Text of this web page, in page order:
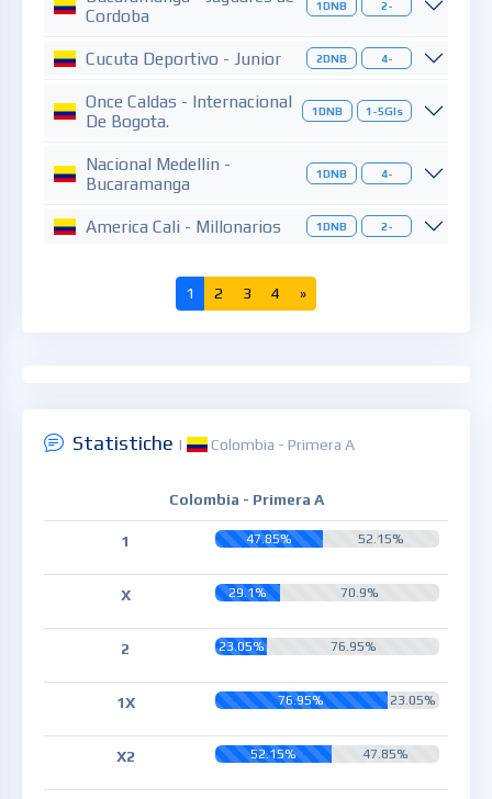
Cordoba
1DNB 2-
Cucuta Deportivo - Junior 2DNB 4-
Once Caldas - Internacional
De Bogota.
1DNB 1-5Gls
Nacional Medellin -
Bucaramanga
1DNB 4-
America Cali - Millonarios 1DNB 2-
1 2 3 4 »
Statistiche | Colombia - Primera A
Colombia - Primera A
1 47.85% 52.15%
X 29.1% 70.9%
2 23.05% 76.95%
1X 76.95% 23.05%
X2 52.15% 47.85%